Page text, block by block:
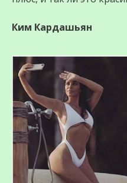
Ким Кардашьян